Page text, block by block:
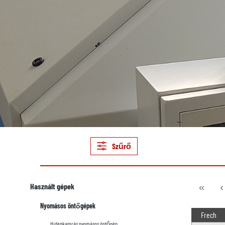
Szűrő
Használt gépek
Nyomásos öntőgépek
Hidegkamrás nyomásos öntőgép
Frech